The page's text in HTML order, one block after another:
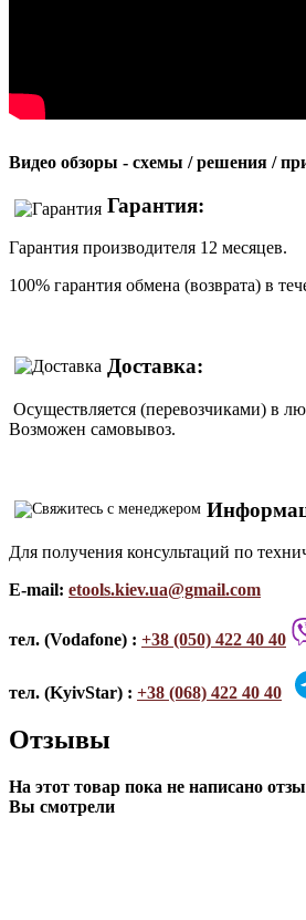
Видео обзоры - схемы / решения /
Гарантия:
Гарантия производителя 12 месяцев.
100% гарантия обмена (возврата) в
Доставка:
Осуществляется (перевозчиками) в
Возможен самовывоз.
Для получения консультаций по
E-mail: etools.kiev.ua@gmail.com
тел. (Vodafone) : +38 (050) 422 40 40
тел. (KyivStar) : +38 (068) 422 40 40
Отзывы
На этот товар пока не написано
Вы смотрели